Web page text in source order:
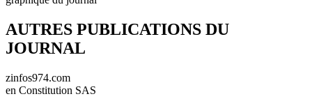
AUTRES PUBLICATIONS DU
JOURNAL
zinfos974.com
en Constitution SAS